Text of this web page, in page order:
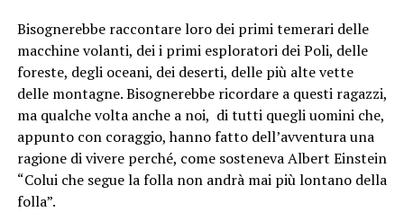
Bisognerebbe raccontare loro dei primi temerari delle
macchine volanti, dei i primi esploratori dei Poli, delle
foreste, degli oceani, dei deserti, delle più alte vette
delle montagne. Bisognerebbe ricordare a questi ragazzi,
ma qualche volta anche a noi, di tutti quegli uomini che,
appunto con coraggio, hanno fatto dell’avventura una
ragione di vivere perché, come sosteneva Albert Einstein
“Colui che segue la folla non andrà mai più lontano della
folla”.